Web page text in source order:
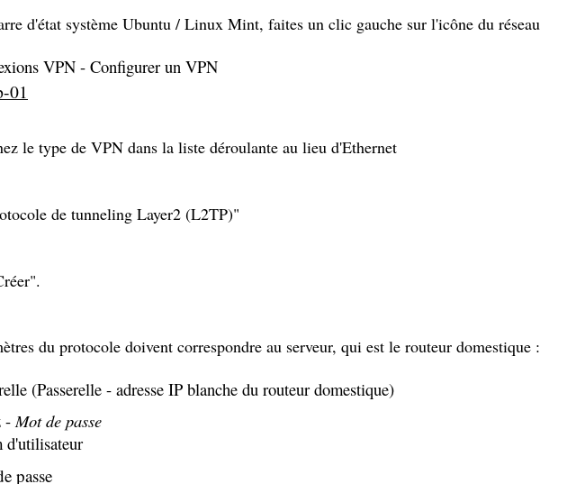
d'état système Ubuntu / Linux Mint, faites un clic gauche sur l'icône du réseau
VPN - Configurer un VPN
le type de VPN dans la liste déroulante au lieu d'Ethernet
de tunneling Layer2 (L2TP)"
du protocole doivent correspondre au serveur, qui est le routeur domestique :
(Passerelle - adresse IP blanche du routeur domestique)
-Mot de passe
d'utilisateur
passe